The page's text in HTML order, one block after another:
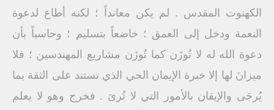
الكهنوت المقدس . لم يكن معانداً ؛ لكنه أطاع لدعوة
النعمة ودخل إلى العمق ؛ خاضعاً بتسليم ؛ وحاسباً بأن
دعوة الله له لا تُوزَن كما تُوزَن مشاريع المهندسين ؛ فلا
ميزانَ لها إلا خبرة الإيمان الحي الذي تستند على الثقة بما
يُرجَى والإيقان بالأمور التي لا تُرىَ . فخرج وهو لا يعلم